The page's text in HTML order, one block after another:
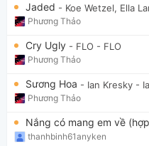
Jaded - Koe Wetzel, Ella
Phương Thảo
Cry Ugly - FLO - FLO
Phương Thảo
Sương Hoa - Ian Kresky -
Phương Thảo
Nắng có mang em về
thanhbinh61anyken